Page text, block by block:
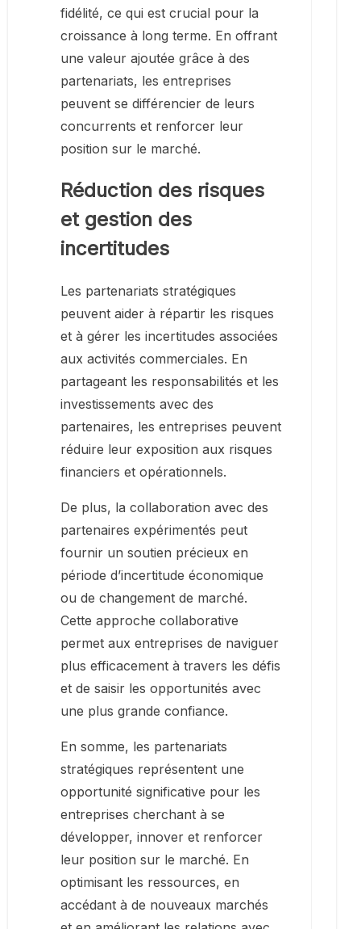
fidélité, ce qui est crucial pour la
croissance à long terme. En offrant
une valeur ajoutée grâce à des
partenariats, les entreprises
peuvent se différencier de leurs
concurrents et renforcer leur
position sur le marché.
Réduction des risques
et gestion des
incertitudes
Les partenariats stratégiques
peuvent aider à répartir les risques
et à gérer les incertitudes associées
aux activités commerciales. En
partageant les responsabilités et les
investissements avec des
partenaires, les entreprises peuvent
réduire leur exposition aux risques
financiers et opérationnels.
De plus, la collaboration avec des
partenaires expérimentés peut
fournir un soutien précieux en
période d’incertitude économique
ou de changement de marché.
Cette approche collaborative
permet aux entreprises de naviguer
plus efficacement à travers les défis
et de saisir les opportunités avec
une plus grande confiance.
En somme, les partenariats
stratégiques représentent une
opportunité significative pour les
entreprises cherchant à se
développer, innover et renforcer
leur position sur le marché. En
optimisant les ressources, en
accédant à de nouveaux marchés